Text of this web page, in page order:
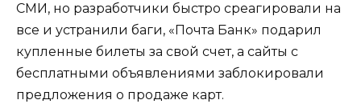
СМИ, но разработчики быстро среагировали на
все и устранили баги, «Почта Банк» подарил
купленные билеты за свой счет, а сайты с
бесплатными объявлениями заблокировали
предложения о продаже карт.